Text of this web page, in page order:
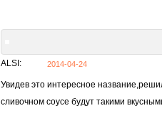
ALSI: 2014-04-24
Увидев это интересное
сливочном соусе будут такими